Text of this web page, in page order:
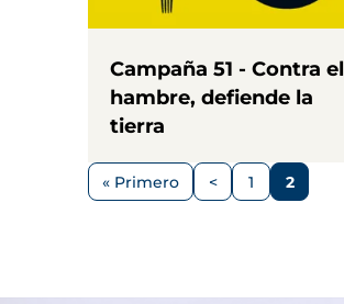
Campaña 51 - Contra el
hambre, defiende la
tierra
Paginación
Primera
« Primero
Página
< Página
1 Página
2